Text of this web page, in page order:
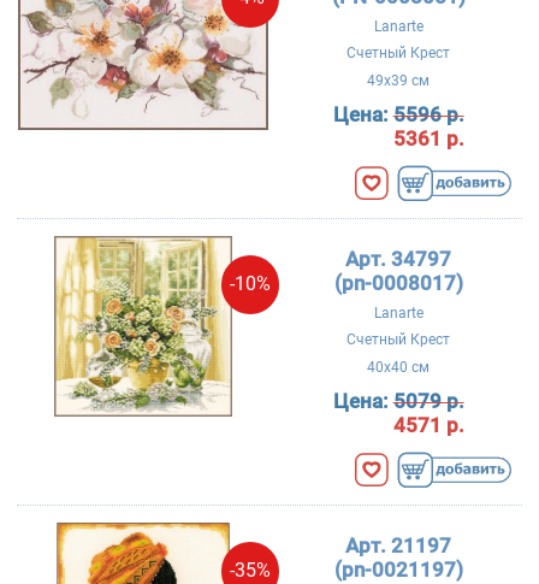
Lanarte
Счетный Крест
49x39 см
Цена:5596 р.
5361 р.
-10%
Арт. 34797
(pn-0008017)
Lanarte
Счетный Крест
40x40 см
Цена:5079 р.
4571 р.
-35%
Арт. 21197
(pn-0021197)